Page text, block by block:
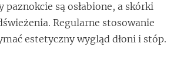
paznokcie są osłabione, a skórki
Regularne stosowanie
estetyczny wygląd dłoni i stóp.